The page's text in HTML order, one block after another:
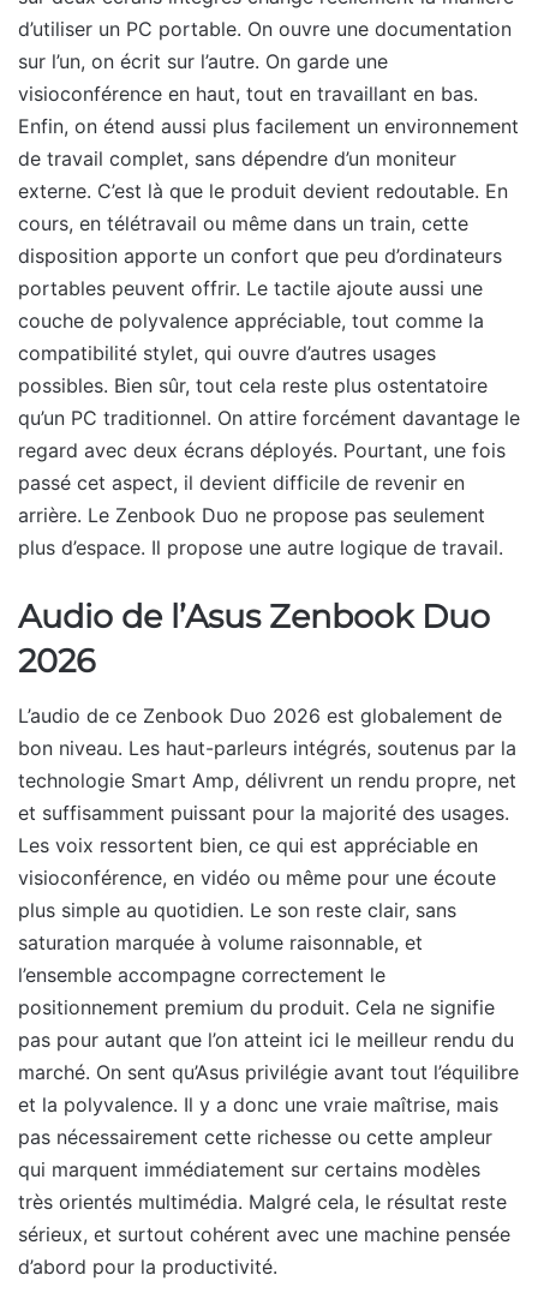
d’utiliser un PC portable. On ouvre une documentation
sur l’un, on écrit sur l’autre. On garde une
visioconférence en haut, tout en travaillant en bas.
Enfin, on étend aussi plus facilement un environnement
de travail complet, sans dépendre d’un moniteur
externe. C’est là que le produit devient redoutable. En
cours, en télétravail ou même dans un train, cette
disposition apporte un confort que peu d’ordinateurs
portables peuvent offrir. Le tactile ajoute aussi une
couche de polyvalence appréciable, tout comme la
compatibilité stylet, qui ouvre d’autres usages
possibles. Bien sûr, tout cela reste plus ostentatoire
qu’un PC traditionnel. On attire forcément davantage le
regard avec deux écrans déployés. Pourtant, une fois
passé cet aspect, il devient difficile de revenir en
arrière. Le Zenbook Duo ne propose pas seulement
plus d’espace. Il propose une autre logique de travail.
Audio de l’Asus Zenbook Duo
2026
L’audio de ce Zenbook Duo 2026 est globalement de
bon niveau. Les haut-parleurs intégrés, soutenus par la
technologie Smart Amp, délivrent un rendu propre, net
et suffisamment puissant pour la majorité des usages.
Les voix ressortent bien, ce qui est appréciable en
visioconférence, en vidéo ou même pour une écoute
plus simple au quotidien. Le son reste clair, sans
saturation marquée à volume raisonnable, et
l’ensemble accompagne correctement le
positionnement premium du produit. Cela ne signifie
pas pour autant que l’on atteint ici le meilleur rendu du
marché. On sent qu’Asus privilégie avant tout l’équilibre
et la polyvalence. Il y a donc une vraie maîtrise, mais
pas nécessairement cette richesse ou cette ampleur
qui marquent immédiatement sur certains modèles
très orientés multimédia. Malgré cela, le résultat reste
sérieux, et surtout cohérent avec une machine pensée
d’abord pour la productivité.